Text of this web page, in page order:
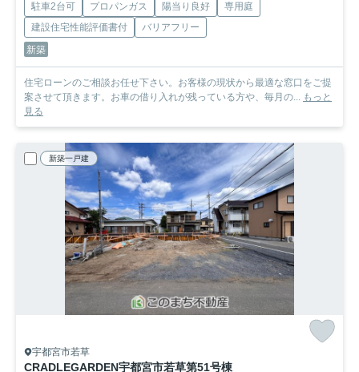
駐車2台可 プロパンガス 陽当り良好
専用庭
建設住宅性能評価書付
バリアフリー
新築
住宅ローンのご相談お任せ下さい。お客様の現状から最適な窓口をご提
案させて頂きます。お車の借り入れが残っている方や、毎月の... もっと
見る
新築一戸建
宇都宮市若草
CRADLEGARDEN宇都宮市若草第51号棟